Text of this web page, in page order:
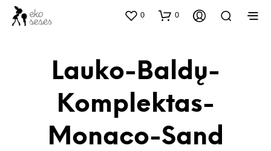
0 0
Lauko-Baldų-
Komplektas-
Monaco-Sand